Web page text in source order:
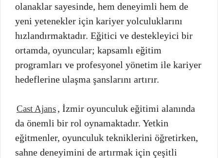
olanaklar sayesinde, hem deneyimli hem de
yeni yetenekler için kariyer yolculuklarını
hızlandırmaktadır. Eğitici ve destekleyici bir
ortamda, oyuncular; kapsamlı eğitim
programları ve profesyonel yönetim ile kariyer
hedeflerine ulaşma şanslarını artırır.
Cast Ajans, İzmir oyunculuk eğitimi alanında
da önemli bir rol oynamaktadır. Yetkin
eğitmenler, oyunculuk tekniklerini öğretirken,
sahne deneyimini de artırmak için çeşitli